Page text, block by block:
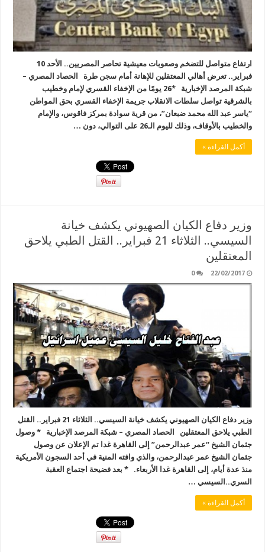
ارتفاع متواصل للتضخم وصعوبات معيشية تحاصر المصريين.. الأحد 10
فبراير.. تعرض أهالي المعتقلين للإهانة أمام سجن طرة الحصاد المصري –
شبكة المرصد الإخبارية *26 يومًا من الإخفاء القسري لإمام وخطيب
بالشرقية تواصل سلطات الانقلاب جريمة الإخفاء القسري بحق المواطن
“ياسر عبد الله محمد ضبعان”، من قرية سوادة بمركز فاقوس، والإمام
والخطيب بالأوقاف، وذلك لليوم الـ26 على التوالي، دون …
أكمل القراءة »
وزير دفاع الكيان الصهيوني يكشف خيانة
السيسي.. الثلاثاء 21 فبراير.. القتل الطبي يلاحق
المعتقلين
22/02/2017
0
وزير دفاع الكيان الصهيوني يكشف خيانة السيسي.. الثلاثاء 21 فبراير.. القتل
الطبي يلاحق المعتقلين الحصاد المصري – شبكة المرصد الإخبارية * وصول
جثمان الشيخ “عمر عبدالرحمن” إلى القاهرة غدا تم الإعلان عن وصول
جثمان الشيخ عمر عبدالرحمن، والذي وافته المنية في أحد السجون الأمريكية
منذ عدة أيام، إلى القاهرة غدا الأربعاء. * بعد فضيحة اجتماع العقبة
السري..السيسي …
أكمل القراءة »